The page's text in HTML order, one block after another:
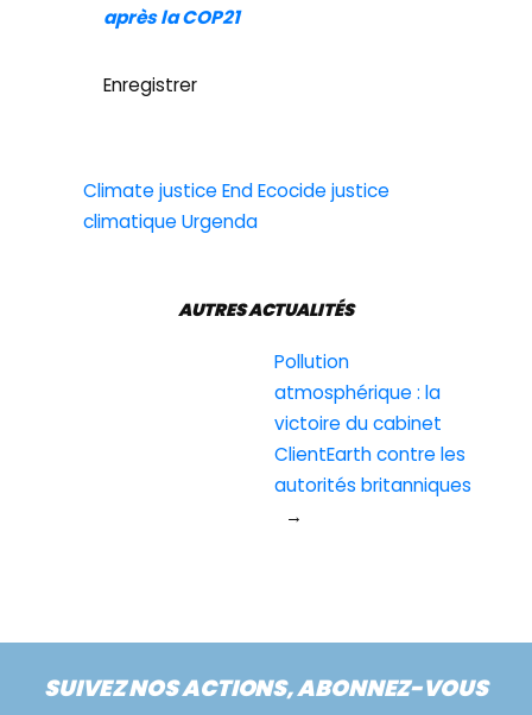
après la COP21
Enregistrer
Climate justice End Ecocide justice
climatique Urgenda
AUTRES ACTUALITÉS
Pollution
atmosphérique : la
victoire du cabinet
ClientEarth contre les
autorités britanniques
→
SUIVEZ NOS ACTIONS, ABONNEZ-VOUS